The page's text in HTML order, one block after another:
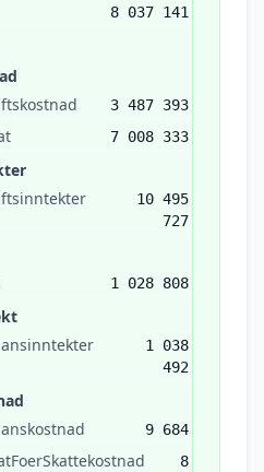
8 037 141
3 487 393
7 008 333
10 495
727
1 028 808
1 038
492
9 684
8